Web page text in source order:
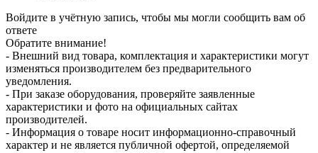
Войдите в учётную запись, чтобы мы могли сообщить вам об
ответе
Обратите внимание!
- Внешний вид товара, комплектация и характеристики могут
изменяться производителем без предварительного
уведомления.
- При заказе оборудования, проверяйте заявленные
характеристики и фото на официальных сайтах
производителей.
- Информация о товаре носит информационно-справочный
характер и не является публичной офертой, определяемой